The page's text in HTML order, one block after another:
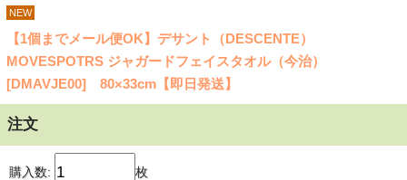
NEW
【1個までメール便OK】デサント（DESCENTE）
MOVESPOTRS ジャガードフェイスタオル（今治）
[DMAVJE00] 80×33cm【即日発送】
注文
購入数: 枚